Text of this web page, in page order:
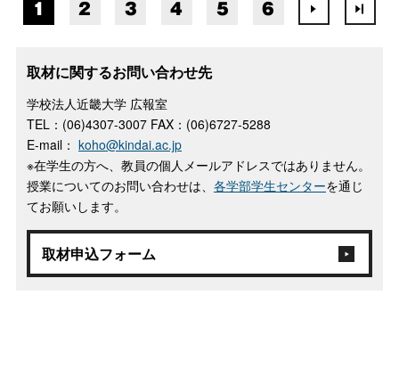
1 2 3 4 5 6
取材に関するお問い合わせ先
学校法人近畿大学 広報室
TEL：(06)4307-3007 FAX：(06)6727-5288
E-mail： koho@kindai.ac.jp
※在学生の方へ、教員の個人メールアドレスではありません。
授業についてのお問い合わせは、 各学部学生センターを通じ
てお願いします。
取材申込フォーム